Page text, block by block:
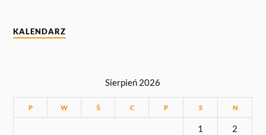
KALENDARZ
Sierpień 2026
P W Ś C P S N
1 2